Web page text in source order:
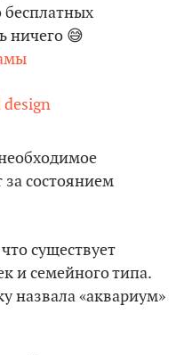
ничего 😅
состоянием
существует
и семейного типа.
назвала «аквариум»